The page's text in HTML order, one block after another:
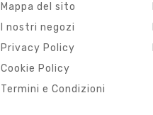
Mappa del sito
I nostri negozi
Privacy Policy
Cookie Policy
Termini e Condizioni